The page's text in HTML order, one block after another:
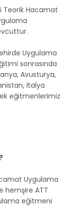
Teorik Hacamat
Uygulama
sonrasında
Avusturya,
İtalya
eğitmenlerimiz
Uygulama
hemşire ATT
eğitmeni